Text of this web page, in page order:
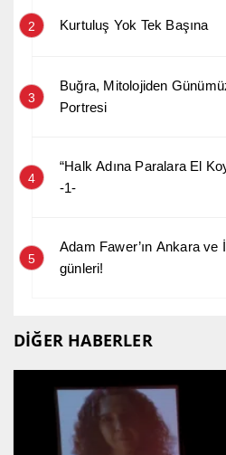
2 Kurtuluş Yok Tek Başına
3
Buğra, Mitolojiden
Portresi
4
“Halk Adına Paralara El
-1-
5
Adam Fawer’ın Ankara ve
günleri!
DİĞER HABERLER